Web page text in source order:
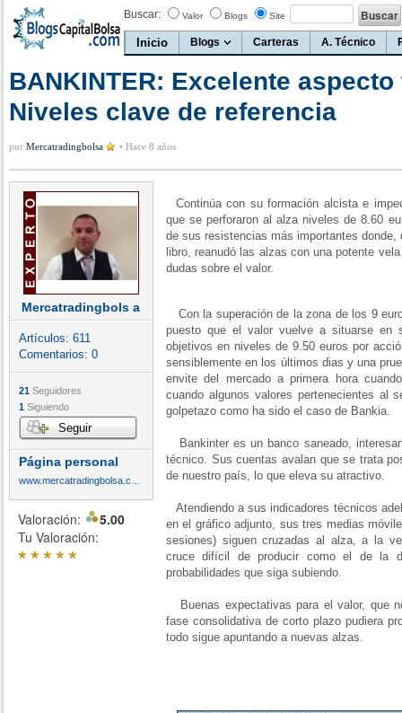
Buscar: Valor Blogs Site
Inicio Blogs Carteras A. Técnico
BANKINTER: Excelente
Niveles clave de referencia
por Mercatradingbolsa • Hace 8 años
Mercatradingbols a
Artículos: 611
Comentarios: 0
21 Seguidores
1 Siguiendo
Seguir
Página personal
Valoración:
5.00
Tu Valoración:
*****
Continúa con su formación alcista e
que se perforaron al alza niveles de 8.60
de sus resistencias más importantes
libro, reanudó las alzas con una potente
dudas sobre el valor.
Con la superación de la zona de los 9
puesto que el valor vuelve a situarse en
objetivos en niveles de 9.50 euros por
sensiblemente en los últimos dias y una
envite del mercado a primera hora
cuando algunos valores pertenecientes al
golpetazo como ha sido el caso de Bankia.
Bankinter es un banco saneado,
técnico. Sus cuentas avalan que se trata
de nuestro país, lo que eleva su atractivo.
Atendiendo a sus indicadores técnicos
en el gráfico adjunto, sus tres medias
sesiones) siguen cruzadas al alza, a la
cruce difícil de producir como el de la
probabilidades que siga subiendo.
Buenas expectativas para el valor, que
fase consolidativa de corto plazo pudiera
todo sigue apuntando a nuevas alzas.